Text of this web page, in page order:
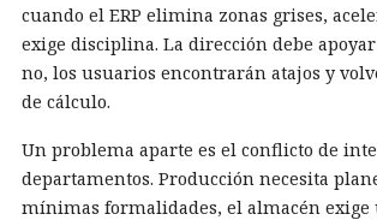
cuando el ERP elimina zonas grises,
exige disciplina. La dirección debe
no, los usuarios encontrarán atajos y
de cálculo.
Un problema aparte es el conflicto de
departamentos. Producción necesita
mínimas formalidades, el almacén